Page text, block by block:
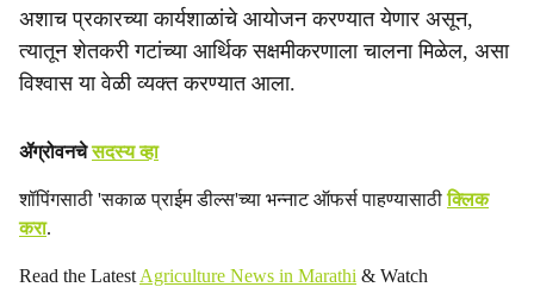
अशाच प्रकारच्या कार्यशाळांचे आयोजन करण्यात येणार असून,
त्यातून शेतकरी गटांच्या आर्थिक सक्षमीकरणाला चालना मिळेल, असा
विश्वास या वेळी व्यक्त करण्यात आला.
ॲग्रोवनचेसदस्य व्हा
शॉपिंगसाठी 'सकाळ प्राईम डील्स'च्या भन्नाट ऑफर्स पाहण्यासाठीक्लिक
करा.
Read the Latest Agriculture News in Marathi & Watch